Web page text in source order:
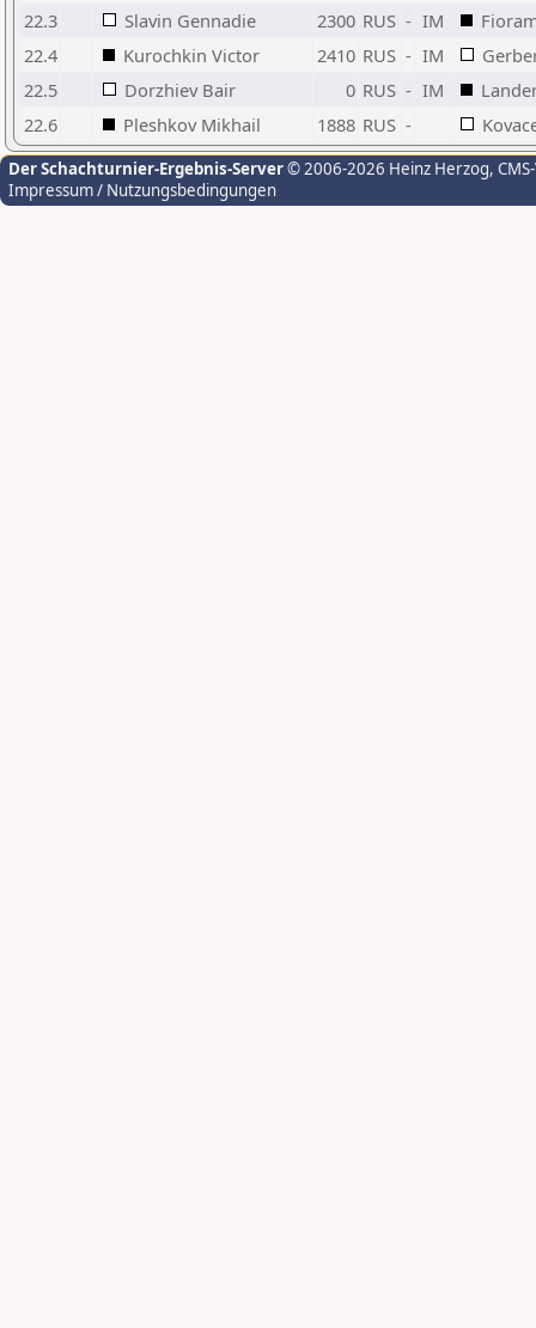
22.3
Slavin Gennadie 2300 RUS - IM
22.4
Kurochkin Victor 2410 RUS - IM
22.5
Dorzhiev Bair 0 RUS - IM
22.6
Pleshkov Mikhail 1888 RUS -
Der Schachturnier-Ergebnis-Server© 2006-2026 Heinz Herzog,
Impressum / Nutzungsbedingungen